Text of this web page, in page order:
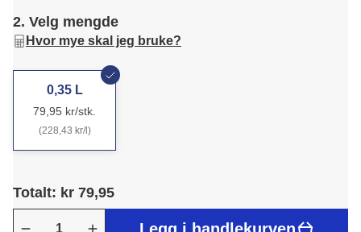
2. Velg mengde
Hvor mye skal jeg bruke?
0,35 L
79,95 kr/stk.
(228,43 kr/l)
Totalt: kr 79,95